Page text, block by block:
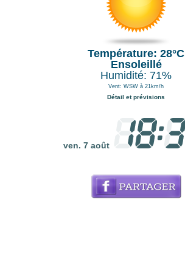
Température: 28°C
Ensoleillé
Humidité: 71%
Vent: WSW à 21km/h
Détail et prévisions
ven. 7 août